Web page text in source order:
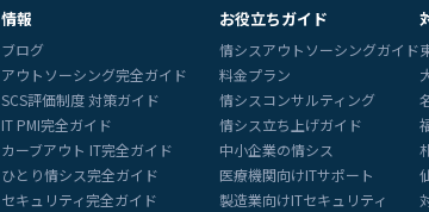
情報
ブログ
アウトソーシング完全ガイド
SCS評価制度 対策ガイド
IT PMI完全ガイド
カーブアウト IT完全ガイド
ひとり情シス完全ガイド
セキュリティ完全ガイド
お役立ちガイド
情シスアウトソーシングガイド
料金プラン
情シスコンサルティング
情シス立ち上げガイド
中小企業の情シス
医療機関向けITサポート
製造業向けITセキュリティ